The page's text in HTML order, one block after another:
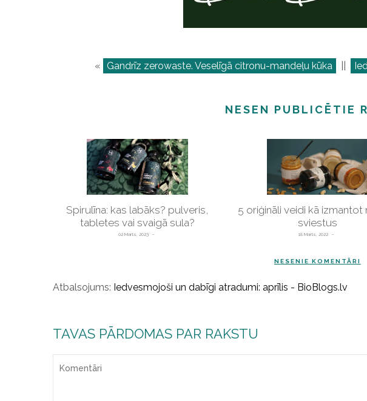
« Gandrīz zerowaste. Veselīgā citronu-mandeļu kūka
NESEN PUBLICĒTIE
Spirulīna: kas labāks? pulveris,
tabletes vai svaigā sula?
02 Marts, 2023
5 oriģināli veidi kā izmantot
sviestus
18 Marts, 2022
NESENIE KOMENTĀRI
Atbalsojums: Iedvesmojoši un dabīgi atradumi: aprīlis - BioBlogs.lv
TAVAS PĀRDOMAS PAR RAKSTU